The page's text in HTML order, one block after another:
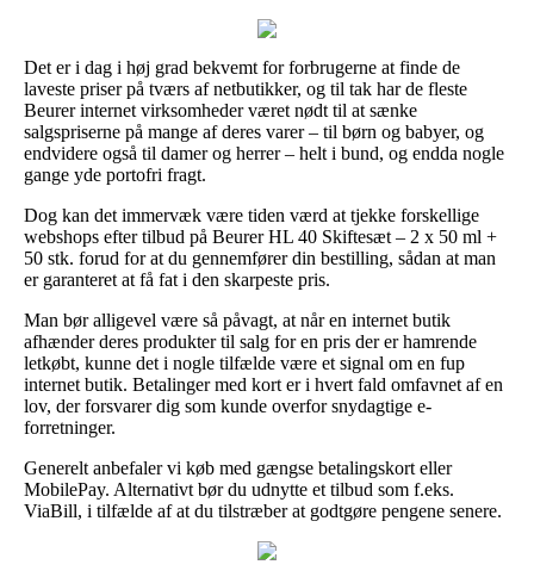
Det er i dag i høj grad bekvemt for forbrugerne at finde de
laveste priser på tværs af netbutikker, og til tak har de fleste
Beurer internet virksomheder været nødt til at sænke
salgspriserne på mange af deres varer – til børn og babyer, og
endvidere også til damer og herrer – helt i bund, og endda nogle
gange yde portofri fragt.
Dog kan det immervæk være tiden værd at tjekke forskellige
webshops efter tilbud på Beurer HL 40 Skiftesæt – 2 x 50 ml +
50 stk. forud for at du gennemfører din bestilling, sådan at man
er garanteret at få fat i den skarpeste pris.
Man bør alligevel være så påvagt, at når en internet butik
afhænder deres produkter til salg for en pris der er hamrende
letkøbt, kunne det i nogle tilfælde være et signal om en fup
internet butik. Betalinger med kort er i hvert fald omfavnet af en
lov, der forsvarer dig som kunde overfor snydagtige e-
forretninger.
Generelt anbefaler vi køb med gængse betalingskort eller
MobilePay. Alternativt bør du udnytte et tilbud som f.eks.
ViaBill, i tilfælde af at du tilstræber at godtgøre pengene senere.